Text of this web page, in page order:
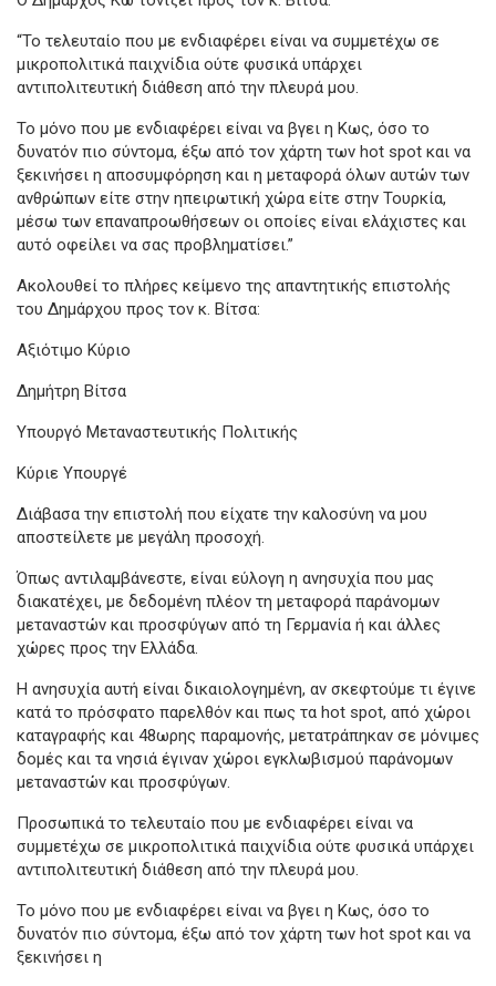
“Το τελευταίο που με ενδιαφέρει είναι να συμμετέχω σε
μικροπολιτικά παιχνίδια ούτε φυσικά υπάρχει
αντιπολιτευτική διάθεση από την πλευρά μου.
Το μόνο που με ενδιαφέρει είναι να βγει η Κως, όσο το
δυνατόν πιο σύντομα, έξω από τον χάρτη των hot spot και να
ξεκινήσει η αποσυμφόρηση και η μεταφορά όλων αυτών των
ανθρώπων είτε στην ηπειρωτική χώρα είτε στην Τουρκία,
μέσω των επαναπροωθήσεων οι οποίες είναι ελάχιστες και
αυτό οφείλει να σας προβληματίσει.”
Ακολουθεί το πλήρες κείμενο της απαντητικής επιστολής
του Δημάρχου προς τον κ. Βίτσα:
Αξιότιμο Κύριο
Δημήτρη Βίτσα
Υπουργό Μεταναστευτικής Πολιτικής
Κύριε Υπουργέ
Διάβασα την επιστολή που είχατε την καλοσύνη να μου
αποστείλετε με μεγάλη προσοχή.
Όπως αντιλαμβάνεστε, είναι εύλογη η ανησυχία που μας
διακατέχει, με δεδομένη πλέον τη μεταφορά παράνομων
μεταναστών και προσφύγων από τη Γερμανία ή και άλλες
χώρες προς την Ελλάδα.
Η ανησυχία αυτή είναι δικαιολογημένη, αν σκεφτούμε τι έγινε
κατά το πρόσφατο παρελθόν και πως τα hot spot, από χώροι
καταγραφής και 48ωρης παραμονής, μετατράπηκαν σε μόνιμες
δομές και τα νησιά έγιναν χώροι εγκλωβισμού παράνομων
μεταναστών και προσφύγων.
Προσωπικά το τελευταίο που με ενδιαφέρει είναι να
συμμετέχω σε μικροπολιτικά παιχνίδια ούτε φυσικά υπάρχει
αντιπολιτευτική διάθεση από την πλευρά μου.
Το μόνο που με ενδιαφέρει είναι να βγει η Κως, όσο το
δυνατόν πιο σύντομα, έξω από τον χάρτη των hot spot και να
ξεκινήσει η